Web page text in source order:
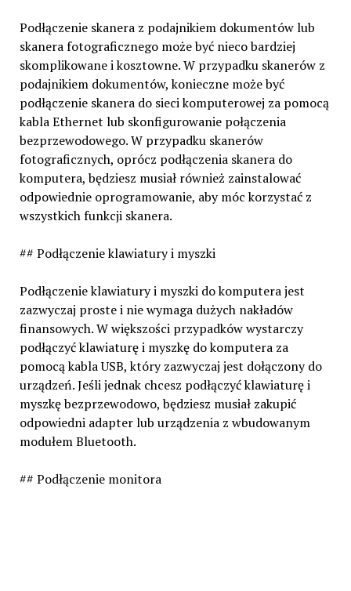
Podłączenie skanera z podajnikiem dokumentów lub
skanera fotograficznego może być nieco bardziej
skomplikowane i kosztowne. W przypadku skanerów z
podajnikiem dokumentów, konieczne może być
podłączenie skanera do sieci komputerowej za pomocą
kabla Ethernet lub skonfigurowanie połączenia
bezprzewodowego. W przypadku skanerów
fotograficznych, oprócz podłączenia skanera do
komputera, będziesz musiał również zainstalować
odpowiednie oprogramowanie, aby móc korzystać z
wszystkich funkcji skanera.
## Podłączenie klawiatury i myszki
Podłączenie klawiatury i myszki do komputera jest
zazwyczaj proste i nie wymaga dużych nakładów
finansowych. W większości przypadków wystarczy
podłączyć klawiaturę i myszkę do komputera za
pomocą kabla USB, który zazwyczaj jest dołączony do
urządzeń. Jeśli jednak chcesz podłączyć klawiaturę i
myszkę bezprzewodowo, będziesz musiał zakupić
odpowiedni adapter lub urządzenia z wbudowanym
modułem Bluetooth.
## Podłączenie monitora